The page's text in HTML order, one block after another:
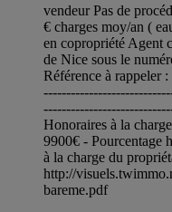
vendeur Pas de
€ charges moy/an (
en copropriété Agent
de Nice sous le
Référence à
Honoraires à la
9900€ - Pourcentage
à la charge du
http://
bareme.pdf